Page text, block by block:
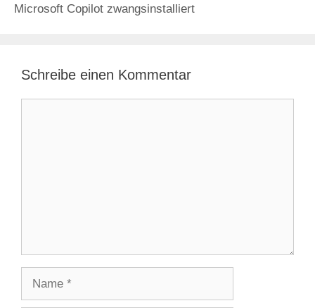
Microsoft Copilot zwangsinstalliert
Schreibe einen Kommentar